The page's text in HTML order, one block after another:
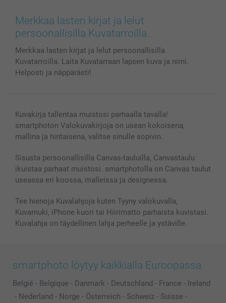
Valokuvat, Julisteet & Taskukirjat
Kännykkä & Tabletti
Kuvakalenterit & Päivyrit
Valokuvakehykset & Lisätarvikkeet
Evästekäytäntö
Sivukartta
Investor Relations
100% tyytyväisyystakuu
smartbonus
Tilausten tila
Merkkaa lasten kirjat ja lelut
persoonallisilla Kuvatarroilla.
Merkkaa lasten kirjat ja lelut persoonallisilla
Kuvatarroilla. Laita Kuvatarraan lapsen kuva ja nimi.
Helposti ja näppärästi!
Kuvakirja tallentaa muistosi parhaalla tavalla!
smartphoton Valokuvakirjoja on usean kokoisena,
mallina ja hintaisena, valitse sinulle sopivin.
Sisusta persoonallisilla Canvas-tauluilla, Canvastaulu
ikuistaa parhaat muistosi. smartphotolla on Canvas taulut
useassa eri koossa, malleissa ja designessa.
Tee hienoja Kuvalahjoja kuten Tyyny valokuvalla,
Kuvamuki, iPhone kuori tai Hiirimatto parhaista kuvistasi.
Kuvalahja on täydellinen lahja perheelle ja ystäville.
smartphoto löytyy kaikkialla Euroopassa
België - Belgique - Danmark - Deutschland - France - Ireland
- Nederland - Norge - Österreich - Schweiz - Suisse -